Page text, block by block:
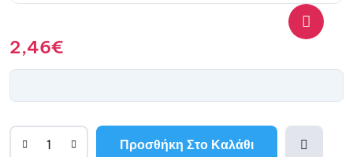
2,46€
Προσθήκη Στο Καλάθι